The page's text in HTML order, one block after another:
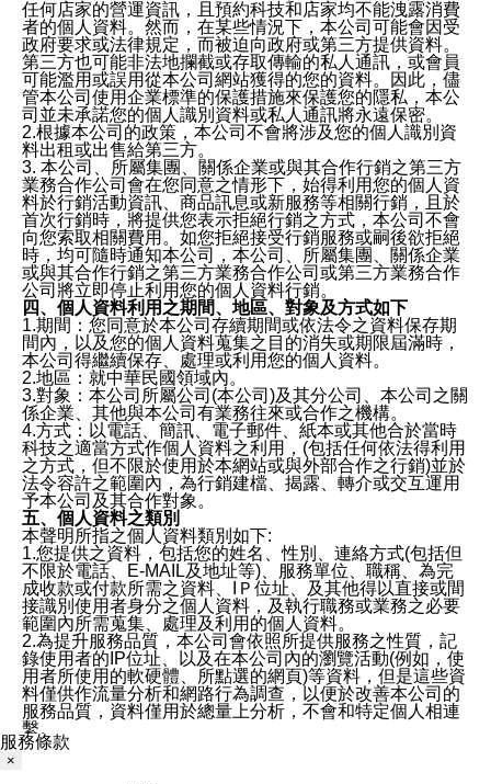
任何店家的營運資訊，且預約科技和店家均不能洩露消費
者的個人資料。然而，在某些情況下，本公司可能會因受
政府要求或法律規定，而被迫向政府或第三方提供資料。
第三方也可能非法地攔截或存取傳輸的私人通訊，或會員
可能濫用或誤用從本公司網站獲得的您的資料。因此，儘
管本公司使用企業標準的保護措施來保護您的隱私，本公
司並未承諾您的個人識別資料或私人通訊將永遠保密。
2.根據本公司的政策，本公司不會將涉及您的個人識別資
料出租或出售給第三方。
3. 本公司、所屬集團、關係企業或與其合作行銷之第三方
業務合作公司會在您同意之情形下，始得利用您的個人資
料於行銷活動資訊、商品訊息或新服務等相關行銷，且於
首次行銷時，將提供您表示拒絕行銷之方式，本公司不會
向您索取相關費用。如您拒絕接受行銷服務或嗣後欲拒絕
時，均可隨時通知本公司，本公司、所屬集團、關係企業
或與其合作行銷之第三方業務合作公司或第三方業務合作
公司將立即停止利用您的個人資料行銷。
四、個人資料利用之期間、地區、對象及方式如下
1.期間：您同意於本公司存續期間或依法令之資料保存期
間內，以及您的個人資料蒐集之目的消失或期限屆滿時，
本公司得繼續保存、處理或利用您的個人資料。
2.地區：就中華民國領域內。
3.對象：本公司所屬公司(本公司)及其分公司、本公司之關
係企業、其他與本公司有業務往來或合作之機構。
4.方式：以電話、簡訊、電子郵件、紙本或其他合於當時
科技之適當方式作個人資料之利用，(包括任何依法得利用
之方式，但不限於使用於本網站或與外部合作之行銷)並於
法令容許之範圍內，為行銷建檔、揭露、轉介或交互運用
予本公司及其合作對象。
五、個人資料之類別
本聲明所指之個人資料類別如下:
1.您提供之資料，包括您的姓名、性別、連絡方式(包括但
不限於電話、E-MAIL及地址等)、服務單位、職稱、為完
成收款或付款所需之資料、IＰ位址、及其他得以直接或間
接識別使用者身分之個人資料，及執行職務或業務之必要
範圍內所需蒐集、處理及利用的個人資料。
2.為提升服務品質，本公司會依照所提供服務之性質，記
錄使用者的IP位址、以及在本公司內的瀏覽活動(例如，使
用者所使用的軟硬體、所點選的網頁)等資料，但是這些資
料僅供作流量分析和網路行為調查，以便於改善本公司的
服務品質，資料僅用於總量上分析，不會和特定個人相連
繫。
六、蒐集、處理及利用您的個人資料之目的
服務條款
×